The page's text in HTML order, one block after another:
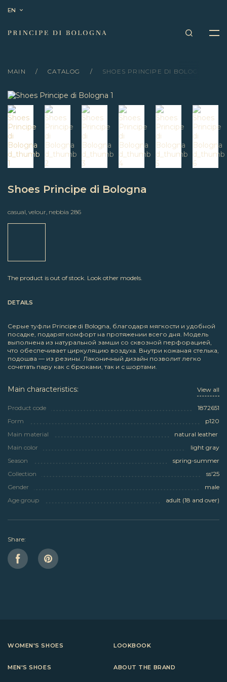
EN
MAIN CATALOG SHOES PRINCIPE DI BOLOGNA
Shoes Principe di Bologna
casual, velour, nebbia 286
The product is out of stock. Look other models.
DETAILS
Серые туфли Principe di Bologna, благодаря мягкости и удобной
посадке, подарят комфорт на протяжении всего дня. Модель
выполнена из натуральной замши со сквозной перфорацией,
что обеспечивает циркуляцию воздуха. Внутри кожаная стелька,
подошва — из резины. Лаконичный дизайн позволит легко
сочетать пару как с брюками, так и с шортами.
Main characteristics: View all
Product code
1872651
Form
p120
Main material
natural leather
Main color
light gray
Season
spring-summer
Collection
ss'25
Gender
male
Age group
adult (18 and over)
Share:
WOMEN'S SHOES
MEN'S SHOES
LOOKBOOK
ABOUT THE BRAND